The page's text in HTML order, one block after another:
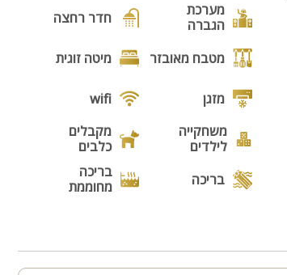
מערכת
הגברה
חדר רחצה
מטבח מאובזר מיטה זוגית
מזגן
wifi
משחקייה
לילדים
מקבלים
כלבים
בריכה
בריכה
מחוממת